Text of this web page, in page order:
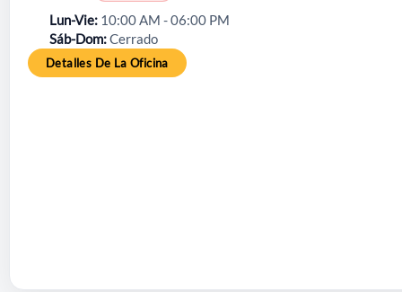
Lun-Vie 10:00 AM - 06:00 PM
Sáb-Dom Cerrado
Detalles De La Oficina